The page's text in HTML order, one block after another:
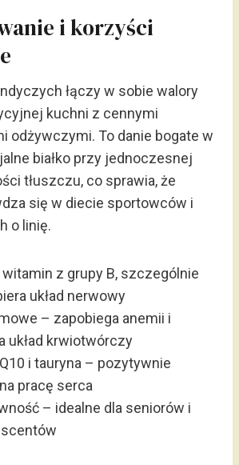
i korzyści
łączy w sobie walory
kuchni z cennymi
odżywczymi. To danie bogate w
białko przy jednoczesnej
tłuszczu, co sprawia, że
się w diecie sportowców i
o linię.
z grupy B, szczególnie
układ nerwowy
– zapobiega anemii i
układ krwiotwórczy
i tauryna – pozytywnie
pracę serca
– idealne dla seniorów i